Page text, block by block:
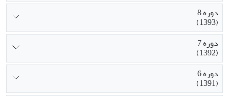
دوره 8
(1393)
دوره 7
(1392)
دوره 6
(1391)